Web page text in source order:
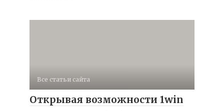
Все статьи сайта
Открывая возможности 1win